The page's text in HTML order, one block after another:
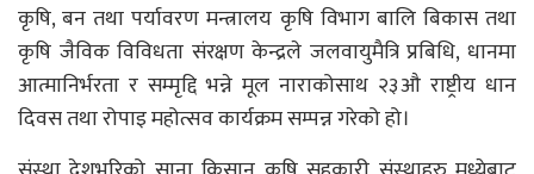
कृषि, बन तथा पर्यावरण मन्त्रालय कृषि विभाग बालि बिकास तथा
कृषि जैविक विविधता संरक्षण केन्द्रले जलवायुमैत्रि प्रबिधि, धानमा
आत्मानिर्भरता र सम्मृद्दि भन्ने मूल नाराकोसाथ २३औ राष्ट्रीय धान
दिवस तथा रोपाइ महोत्सव कार्यक्रम सम्पन्न गरेको हो।